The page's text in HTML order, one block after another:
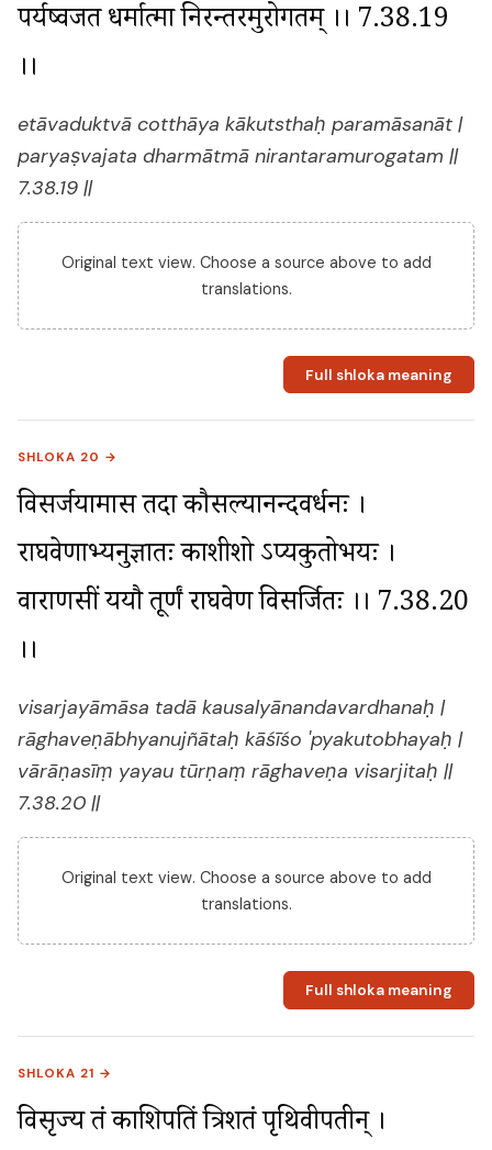
पर्यष्वजत धर्मात्मा निरन्तरमुरोगतम् ।। 7.38.19
।।
etāvaduktvā cotthāya kākutsthaḥ paramāsanāt |
paryaṣvajata dharmātmā nirantaramurogatam ||
7.38.19 ||
Original text view. Choose a source above to add
translations.
Full shloka meaning
SHLOKA 20 →
विसर्जयामास तदा कौसल्यानन्दवर्धनः ।
राघवेणाभ्यनुज्ञातः काशीशो ऽप्यकुतोभयः ।
वाराणसीं ययौ तूर्णं राघवेण विसर्जितः ।। 7.38.20
।।
visarjayāmāsa tadā kausalyānandavardhanaḥ |
rāghaveṇābhyanujñātaḥ kāśīśo 'pyakutobhayaḥ |
vārāṇasīṃ yayau tūrṇaṃ rāghaveṇa visarjitaḥ ||
7.38.20 ||
Original text view. Choose a source above to add
translations.
Full shloka meaning
SHLOKA 21 →
विसृज्य तं काशिपतिं त्रिशतं पृथिवीपतीन् ।